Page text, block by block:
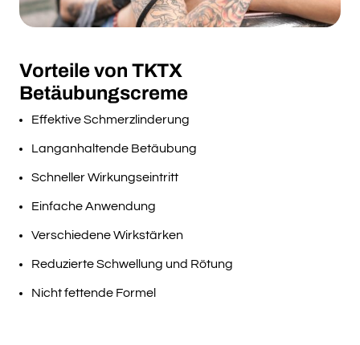
Vorteile von TKTX
Betäubungscreme
Effektive Schmerzlinderung
Langanhaltende Betäubung
Schneller Wirkungseintritt
Einfache Anwendung
Verschiedene Wirkstärken
Reduzierte Schwellung und Rötung
Nicht fettende Formel